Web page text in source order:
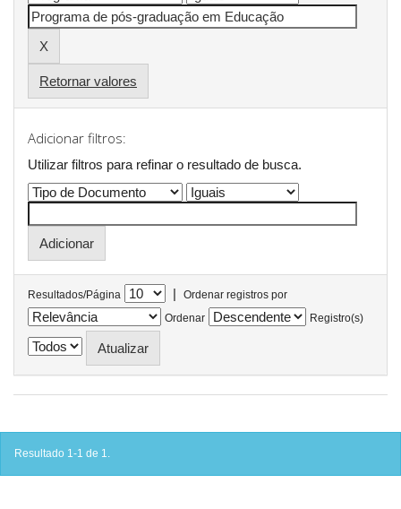
Retornar valores
Adicionar filtros:
Utilizar filtros para refinar o resultado de busca.
Resultados/Página |
Ordenar registros por
Ordenar
Registro(s)
Resultado 1-1 de 1.